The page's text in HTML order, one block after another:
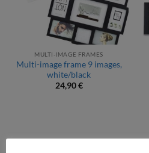
MULTI-IMAGE FRAMES
Multi-image frame 9 images,
white/black
24,90€